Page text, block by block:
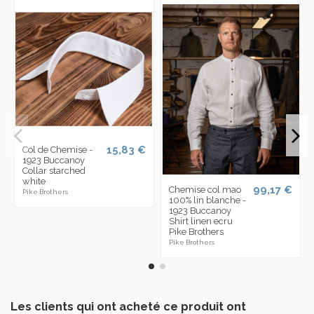
Col de Chemise -
1923 Buccanoy
Collar starched
white
Pike Brothers
15,83 €
Chemise col mao
100% lin blanche -
1923 Buccanoy
Shirt linen ecru
Pike Brothers
Pike Brothers
99,17 €
Les clients qui ont acheté ce produit ont